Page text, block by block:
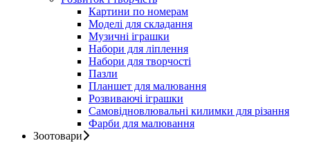
Картини по номерам
Моделі для складання
Музичні іграшки
Набори для ліплення
Набори для творчості
Пазли
Планшет для малювання
Розвиваючі іграшки
Самовідновлювальні килимки для різання
Фарби для малювання
Зоотовари